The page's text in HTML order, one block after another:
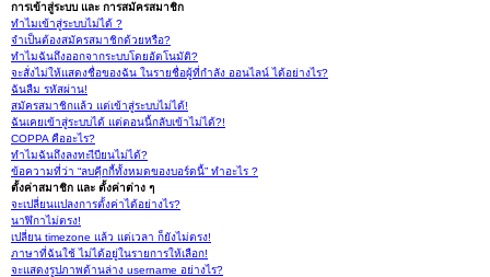
การเข้าสู่ระบบ และ การสมัครสมาชิก
ทำไมเข้าสู่ระบบไม่ได้ ?
จำเป็นต้องสมัครสมาชิกด้วยหรือ?
ทำไมฉันถึงออกจากระบบโดยอัตโนมัติ?
จะสั่งไม่ให้แสดงชื่อของฉัน ในรายชื่อผู้ที่กำลัง ออนไลน์ ได้อย่างไร?
ฉันลืม รหัสผ่าน!
สมัครสมาชิกแล้ว แต่เข้าสู่ระบบไม่ได้!
ฉันเคยเข้าสู่ระบบได้ แต่ตอนนี้กลับเข้าไม่ได้?!
COPPA คืออะไร?
ทำไมฉันถึงลงทะเีบียนไม่ได้?
ข้อความที่ว่า “ลบคุีกกี้ทั้งหมดของบอร์ดนี้” ทำอะไร ?
ตั้งค่าสมาชิก และ ตั้งค่าต่าง ๆ
จะเปลี่ยนแปลงการตั้งค่าได้อย่างไร?
นาฬิกาไม่ตรง!
เปลี่ยน timezone แล้ว แต่เวลา ก็ยังไม่ตรง!
ภาษาที่ฉันใช้ ไม่ได้อยู่ในรายการให้เลือก!
จะแสดงรูปภาพด้านล่าง username อย่างไร?